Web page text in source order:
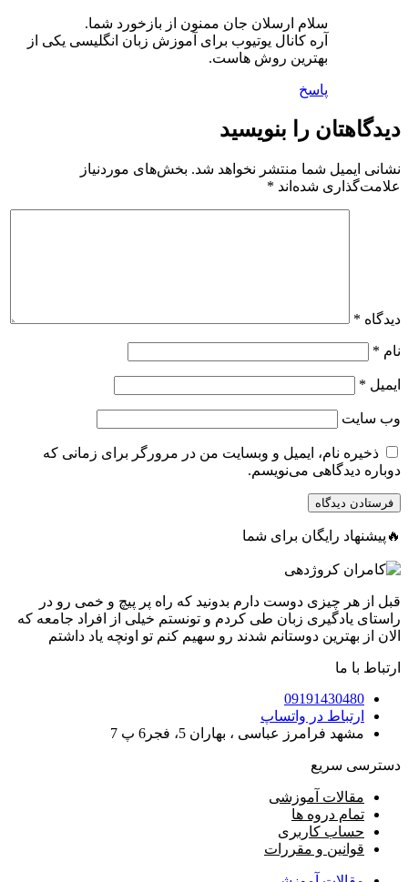
سلام ارسلان جان ممنون از بازخورد شما.
آره کانال یوتیوب برای آموزش زبان انگلیسی یکی از
بهترین روش هاست.
پاسخ
دیدگاهتان را بنویسید
نشانی ایمیل شما منتشر نخواهد شد. بخش‌های موردنیاز
علامت‌گذاری شده‌اند *
دیدگاه *
نام *
ایمیل *
وب‌ سایت
ذخیره نام، ایمیل و وبسایت من در مرورگر برای زمانی که
دوباره دیدگاهی می‌نویسم.
🔥پیشنهاد رایگان برای شما
قبل از هر چیزی دوست دارم بدونید که راه پر پیچ و خمی رو در
راستای یادگیری زبان طی کردم و تونستم خیلی از افراد جامعه که
الان از بهترین دوستانم شدند رو سهیم کنم تو اونچه یاد داشتم
ارتباط با ما
09191430480
ارتباط در واتساپ
مشهد فرامرز عباسی ، بهاران 5، فجر6 پ 7
دسترسی سریع
مقالات آموزشی
تمام دروه ها
حساب کاربری
قوانین و مقررات